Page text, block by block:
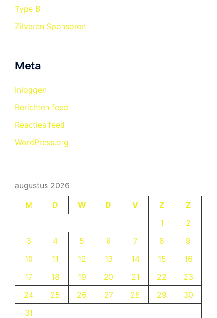
Type B
Zilveren Sponsoren
Meta
Inloggen
Berichten feed
Reacties feed
WordPress.org
augustus 2026
M
D W D V Z
Z
1
2
3
4 5 6 7 8
9
10
11 12 13 14 15
16
17
18 19 20 21 22
23
24
25 26 27 28 29
30
31